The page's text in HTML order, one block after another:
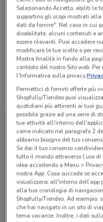
Chiama il negozio
Lunedì n.d.
Martedì n.d.
Mercoledì n.d.
Giovedì n.d.
Venerdì n.d.
Sabato n.d.
Domenica n.d.
096 6581203
Tutte le promozioni di
CycleBand
Selezionando Accetto, abiliti le
supportino gli scopi mostrati
dati da fornire". Nel caso in cui
disabilitate, alcuni contenuti e
essere rilevanti. Puoi accedere
modificare le tue scelte o per
Mostra finalità in fondo alla
contesto del nostro Sito web.
l'Informativa sulla privacy.
Permettici di fornirti offerte più
Shopfully/Tiendeo puoi
quotidiani più attinenti ai tuoi
possibile grazie ad una serie di
tue attività all'interno
come indicato nel paragrafo 2
abbiamo bisogno del tuo
Se dai il tuo consenso
tutto il mondo attraverso l’uso
idea accedendo a Menu >
nostra App. Cosa succede se
visualizzerai all'interno
alla tua cronologia di
Shopfully/Tiendeo. Ad esempio,
che hai navigato in un sito di
tema vacanze. Inoltre, i dati